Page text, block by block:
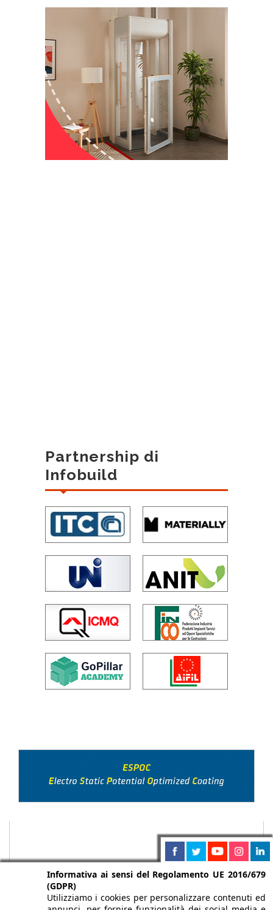
Partnership di
Infobuild
Informativa ai sensi del Regolamento UE 2016/679
(GDPR)
Utilizziamo i cookies per personalizzare contenuti ed